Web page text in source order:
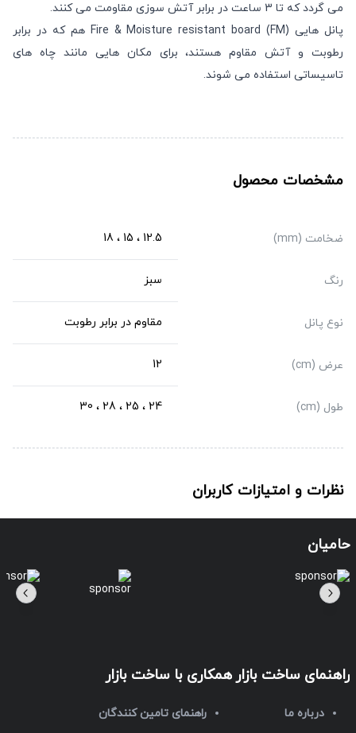
می گردد که تا 3 ساعت در برابر آتش سوزی مقاومت می کنند.
پانل هایی Fire & Moisture resistant board (FM) هم که در برابر
رطوبت و آتش مقاوم هستند، برای مکان هایی مانند چاه های
تاسیساتی استفاده می شوند.
مشخصات محصول
ضخامت (mm) 12.5 ، 15 ، 18
رنگ سبز
نوع پانل مقاوم در برابر رطوبت
عرض (cm) 12
طول (cm) 24 ، 25 ، 28 ، 30
نظرات و امتیازات کاربران
حامیان
راهنمای ساخت بازار
درباره ما
همکاری با ساخت بازار
راهنمای تامین کنندگان